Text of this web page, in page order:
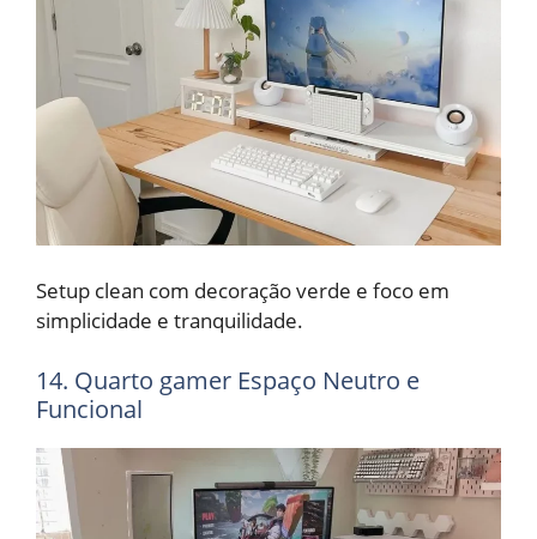
Setup clean com decoração verde e foco em
simplicidade e tranquilidade.
14. Quarto gamer Espaço Neutro e
Funcional